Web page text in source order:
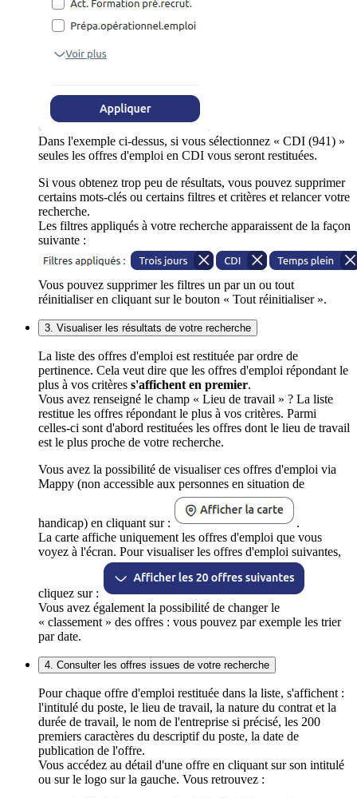
Dans l'exemple ci-dessus, si vous sélectionnez « CDI (941) »
seules les offres d'emploi en CDI vous seront restituées.
Si vous obtenez trop peu de résultats, vous pouvez supprimer
certains mots-clés ou certains filtres et critères et relancer votre
recherche.
Les filtres appliqués à votre recherche apparaissent de la façon
suivante :
Vous pouvez supprimer les filtres un par un ou tout
réinitialiser en cliquant sur le bouton « Tout réinitialiser ».
3. Visualiser les résultats de votre recherche
La liste des offres d'emploi est restituée par ordre de
pertinence. Cela veut dire que les offres d'emploi répondant le
plus à vos critères s'affichent en premier.
Vous avez renseigné le champ « Lieu de travail » ? La liste
restitue les offres répondant le plus à vos critères. Parmi
celles-ci sont d'abord restituées les offres dont le lieu de travail
est le plus proche de votre recherche.
Vous avez la possibilité de visualiser ces offres d'emploi via
Mappy (non accessible aux personnes en situation de
handicap) en cliquant sur :
.
La carte affiche uniquement les offres d'emploi que vous
voyez à l'écran. Pour visualiser les offres d'emploi suivantes,
cliquez sur :
Vous avez également la possibilité de changer le
« classement » des offres : vous pouvez par exemple les trier
par date.
4. Consulter les offres issues de votre recherche
Pour chaque offre d'emploi restituée dans la liste, s'affichent :
l'intitulé du poste, le lieu de travail, la nature du contrat et la
durée de travail, le nom de l'entreprise si précisé, les 200
premiers caractères du descriptif du poste, la date de
publication de l'offre.
Vous accédez au détail d'une offre en cliquant sur son intitulé
ou sur le logo sur la gauche. Vous retrouvez :